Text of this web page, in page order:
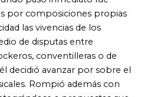
de y acerca de
y entrevistas
lo han acompañado en
También cuatro
vínculos discográficos